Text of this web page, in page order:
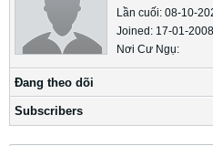
Lần cuối: 08-10-
Joined: 17-01-2008
Nơi Cư Ngụ:
Ðang theo dõi
Subscribers